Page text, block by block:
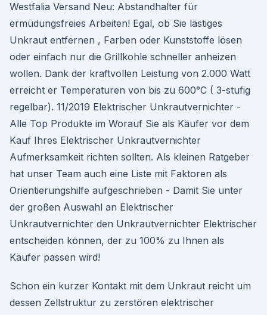
Westfalia Versand Neu: Abstandhalter für
ermüdungsfreies Arbeiten! Egal, ob Sie lästiges
Unkraut entfernen , Farben oder Kunststoffe lösen
oder einfach nur die Grillkohle schneller anheizen
wollen. Dank der kraftvollen Leistung von 2.000 Watt
erreicht er Temperaturen von bis zu 600°C ( 3-stufig
regelbar). 11/2019 Elektrischer Unkrautvernichter -
Alle Top Produkte im Worauf Sie als Käufer vor dem
Kauf Ihres Elektrischer Unkrautvernichter
Aufmerksamkeit richten sollten. Als kleinen Ratgeber
hat unser Team auch eine Liste mit Faktoren als
Orientierungshilfe aufgeschrieben - Damit Sie unter
der großen Auswahl an Elektrischer
Unkrautvernichter den Unkrautvernichter Elektrischer
entscheiden können, der zu 100% zu Ihnen als
Käufer passen wird!
Schon ein kurzer Kontakt mit dem Unkraut reicht um
dessen Zellstruktur zu zerstören elektrischer